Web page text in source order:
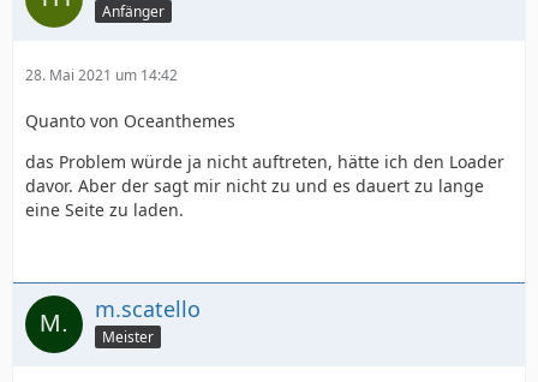
Anfänger
28. Mai 2021 um 14:42
Quanto von Oceanthemes
das Problem würde ja nicht auftreten, hätte ich den Loader
davor. Aber der sagt mir nicht zu und es dauert zu lange
eine Seite zu laden.
m.scatello
Meister